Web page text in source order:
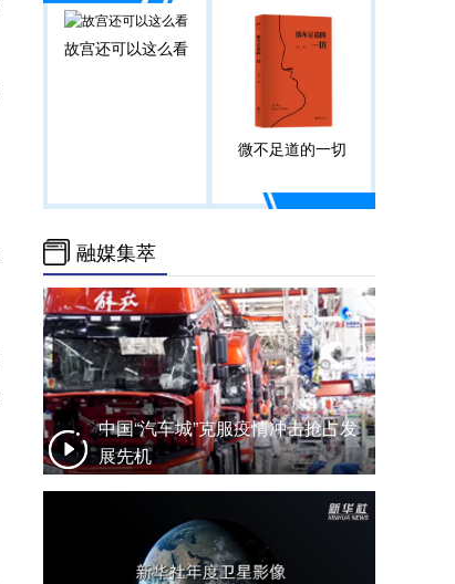
故宫还可以这么看
微不足道的一切
融媒集萃
中国“汽车城”克服疫情冲击抢占发
展先机